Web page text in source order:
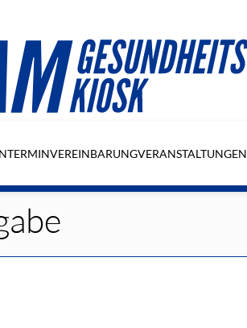
TERMINVEREINBARUNGVERANSTALTUNGEN